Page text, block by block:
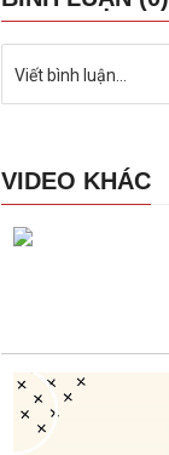
Viết bình luận...
VIDEO KHÁC